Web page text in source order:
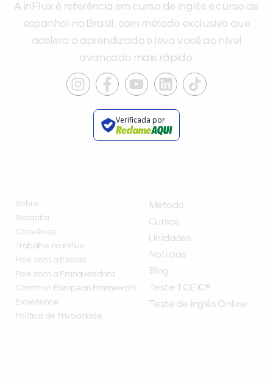
A inFlux é referência em curso de inglês e curso de
espanhol no Brasil, com método exclusivo que
acelera o aprendizado e leva você ao nível
avançado mais rápido.
Verificada por
Sobre
Garantia
Convênios
Trabalhe na inFlux
Fale com a Escola
Fale com a Franqueadora
Common European Framework
Experience
Política de Privacidade
Método
Cursos
Unidades
Notícias
Blog
Teste TOEIC®
Teste de Inglês Online